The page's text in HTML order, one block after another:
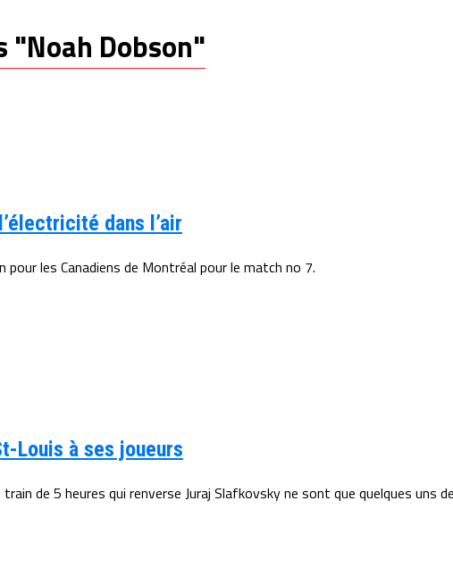
"Noah Dobson"
dans l’air
les Canadiens de Montréal pour le match no 7.
Louis à ses joueurs
de 5 heures qui renverse Juraj Slafkovsky ne sont que quelques uns